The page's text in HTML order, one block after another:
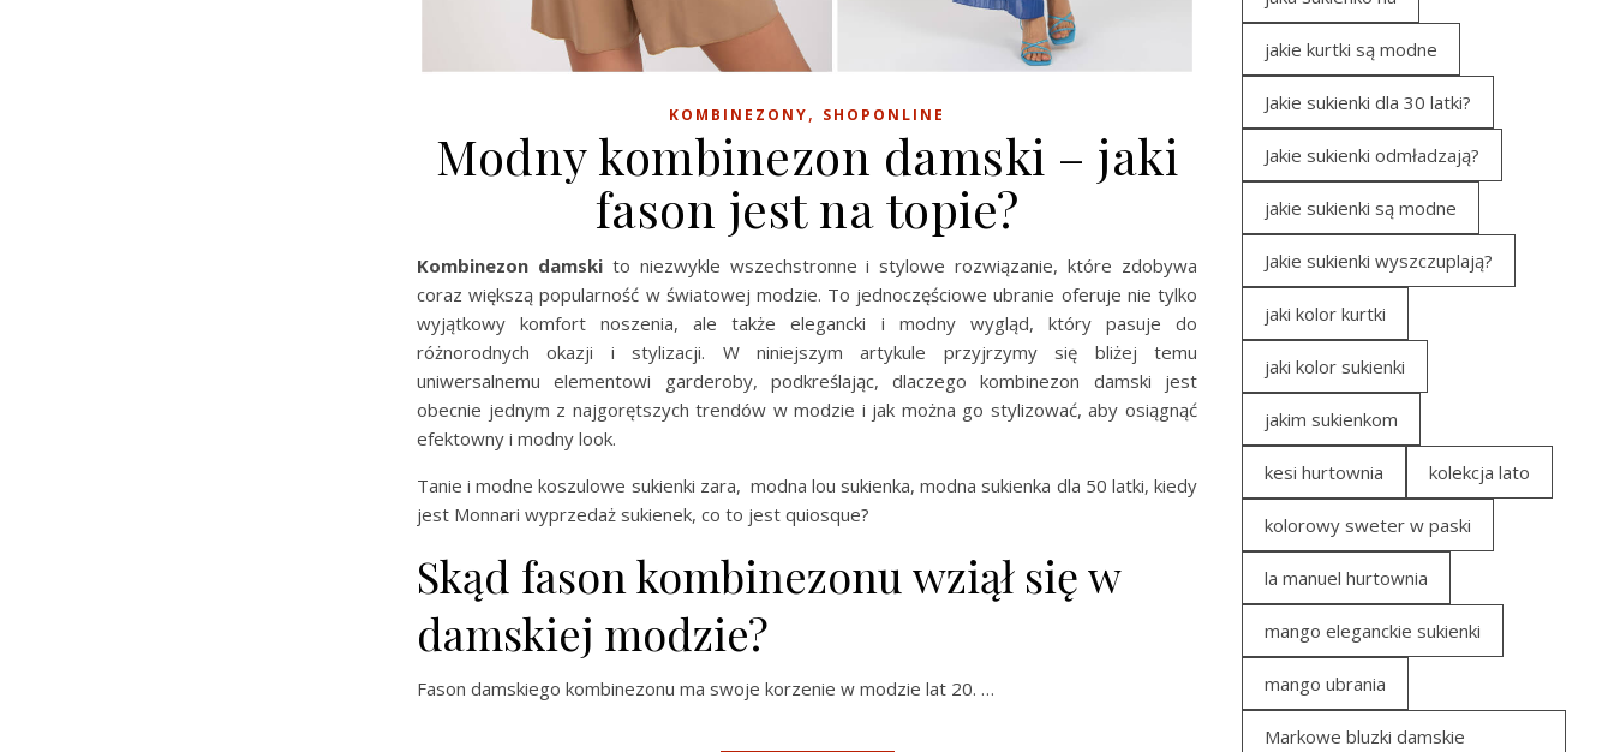
KOMBINEZONY, SHOPONLINE
Modny kombinezon damski – jaki
fason jest na topie?
Kombinezon damskito niezwykle wszechstronne i stylowe rozwiązanie, które zdobywa
coraz większą popularność w światowej modzie. To jednoczęściowe ubranie oferuje nie tylko
wyjątkowy komfort noszenia, ale także elegancki i modny wygląd, który pasuje do
różnorodnych okazji i stylizacji. W niniejszym artykule przyjrzymy się bliżej temu
uniwersalnemu elementowi garderoby, podkreślając, dlaczego kombinezon damski jest
obecnie jednym z najgorętszych trendów w modzie i jak można go stylizować, aby osiągnąć
efektowny i modny look.
Tanie i modne koszulowe sukienki zara, modna lou sukienka, modna sukienka dla 50 latki, kiedy
jest Monnari wyprzedaż sukienek, co to jest quiosque?
Skąd fason kombinezonu wziął się w
damskiej modzie?
Fason damskiego kombinezonu ma swoje korzenie w modzie lat 20. …
jakie kurtki są modne
Jakie sukienki dla 30 latki?
Jakie sukienki odmładzają?
jakie sukienki są modne
Jakie sukienki wyszczuplają?
jaki kolor kurtki
jaki kolor sukienki
jakim sukienkom
kesi hurtownia kolekcja lato
kolorowy sweter w paski
la manuel hurtownia
mango eleganckie sukienki
mango ubrania
Markowe bluzki damskie